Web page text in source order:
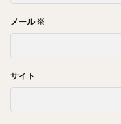
メール※
サイト